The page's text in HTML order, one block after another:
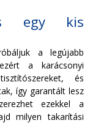
egy kis
a legújabb
a karácsonyi
és
így garantált lesz
ezekkel a
milyen takarítási